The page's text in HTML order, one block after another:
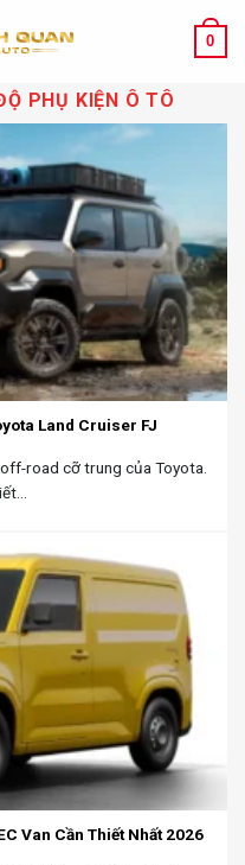
0
PHỤ KIỆN Ô TÔ
Land Cruiser FJ
road cỡ trung của Toyota.
Van Cần Thiết Nhất 2026